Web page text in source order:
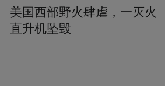
美国西部野火肆虐，一灭火
直升机坠毁